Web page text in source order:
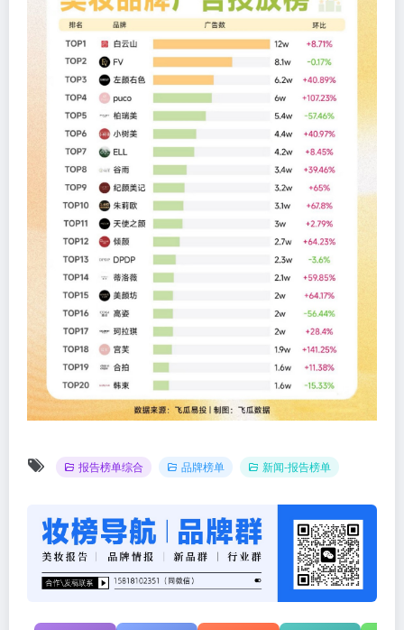
报告榜单综合 品牌榜单 新闻-报告榜单